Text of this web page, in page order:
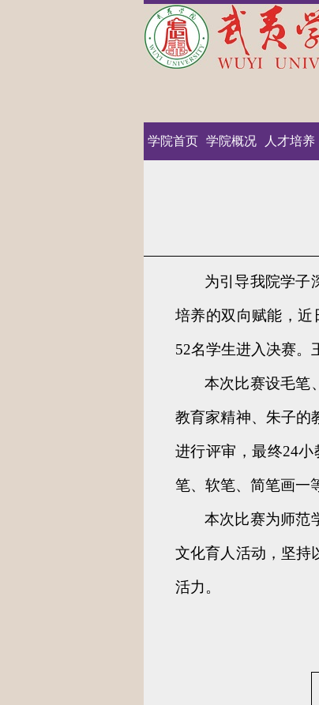
学院首页 学院概况 人才培养
为引导我院学子
培养的双向赋能，近
52名学生进入决赛。
本次比赛设毛笔
教育家精神、朱子的
进行评审，最终24
笔、软笔、简笔画一
本次比赛为师范
文化育人活动，坚持
活力。